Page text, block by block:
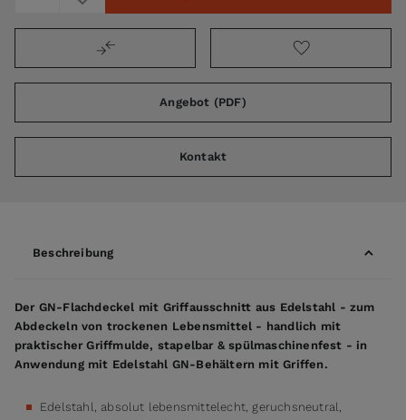
Angebot (PDF)
Kontakt
Beschreibung
Der GN-Flachdeckel mit Griffausschnitt aus Edelstahl - zum
Abdeckeln von trockenen Lebensmittel - handlich mit
praktischer Griffmulde, stapelbar & spülmaschinenfest - in
Anwendung mit Edelstahl GN-Behältern mit Griffen.
Edelstahl, absolut lebensmittelecht, geruchsneutral,